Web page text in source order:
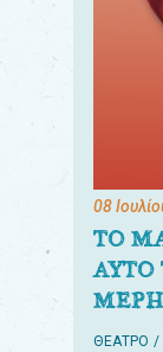
08
ΤΟ
ΑΥΤΟ
ΜΕΡΗ
ΘΕΑΤΡΟ